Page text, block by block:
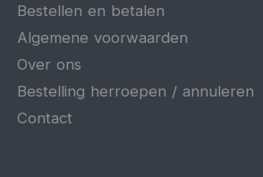
Bestellen en betalen
Algemene voorwaarden
Over ons
Bestelling herroepen / annuleren
Contact